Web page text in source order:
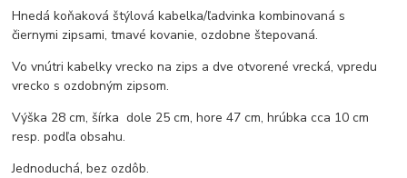
Hnedá koňaková štýlová kabelka/ľadvinka kombinovaná s
čiernymi zipsami, tmavé kovanie, ozdobne štepovaná.
Vo vnútri kabelky vrecko na zips a dve otvorené vrecká, vpredu
vrecko s ozdobným zipsom.
Výška 28 cm, šírka dole 25 cm, hore 47 cm, hrúbka cca 10 cm
resp. podľa obsahu.
Jednoduchá, bez ozdôb.